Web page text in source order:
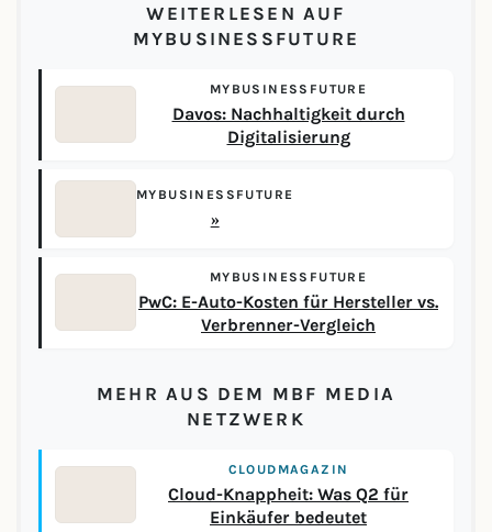
WEITERLESEN AUF
MYBUSINESSFUTURE
MYBUSINESSFUTURE
Davos: Nachhaltigkeit durch
Digitalisierung
MYBUSINESSFUTURE
»
MYBUSINESSFUTURE
PwC: E-Auto-Kosten für Hersteller vs.
Verbrenner-Vergleich
MEHR AUS DEM MBF MEDIA
NETZWERK
CLOUDMAGAZIN
Cloud-Knappheit: Was Q2 für
Einkäufer bedeutet